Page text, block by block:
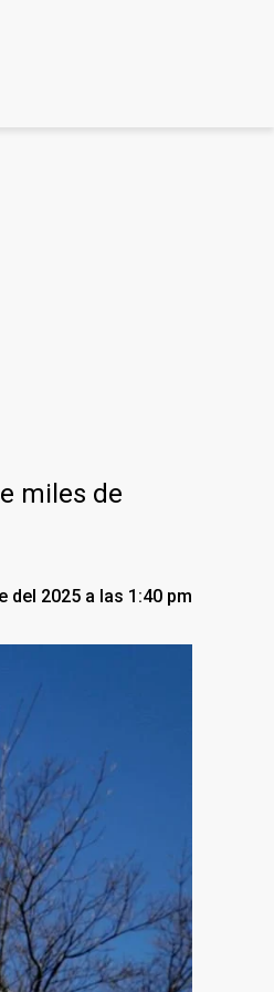
miles de
del 2025 a las 1:40 pm